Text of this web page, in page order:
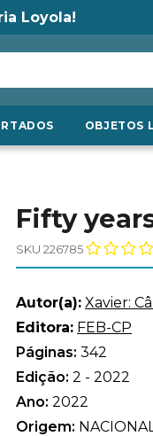
Loyola!
OBJETOS
Fifty
SKU 226785
Autor(a): Xavier:
Editora: FEB-CP
Páginas: 342
Edição: 2 - 2022
Ano: 2022
Origem: